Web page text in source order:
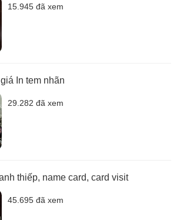
15.945 đã xem
In tem nhãn
29.282 đã xem
thiếp, name card, card visit
45.695 đã xem